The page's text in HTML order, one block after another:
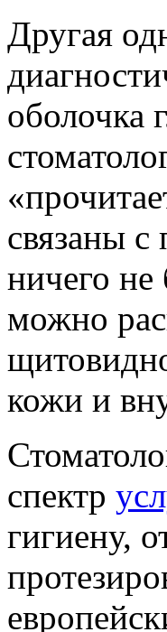
Другая
оболочка
связаны с
ничего не
можно
кожи и
спектр
гигиену,